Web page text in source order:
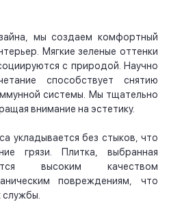
мы создаем комфортный
Мягкие зеленые оттенки
с природой. Научно
способствует снятию
системы. Мы тщательно
внимание на эстетику.
укладывается без стыков, что
грязи. Плитка, выбранная
высоким качеством
повреждениям, что